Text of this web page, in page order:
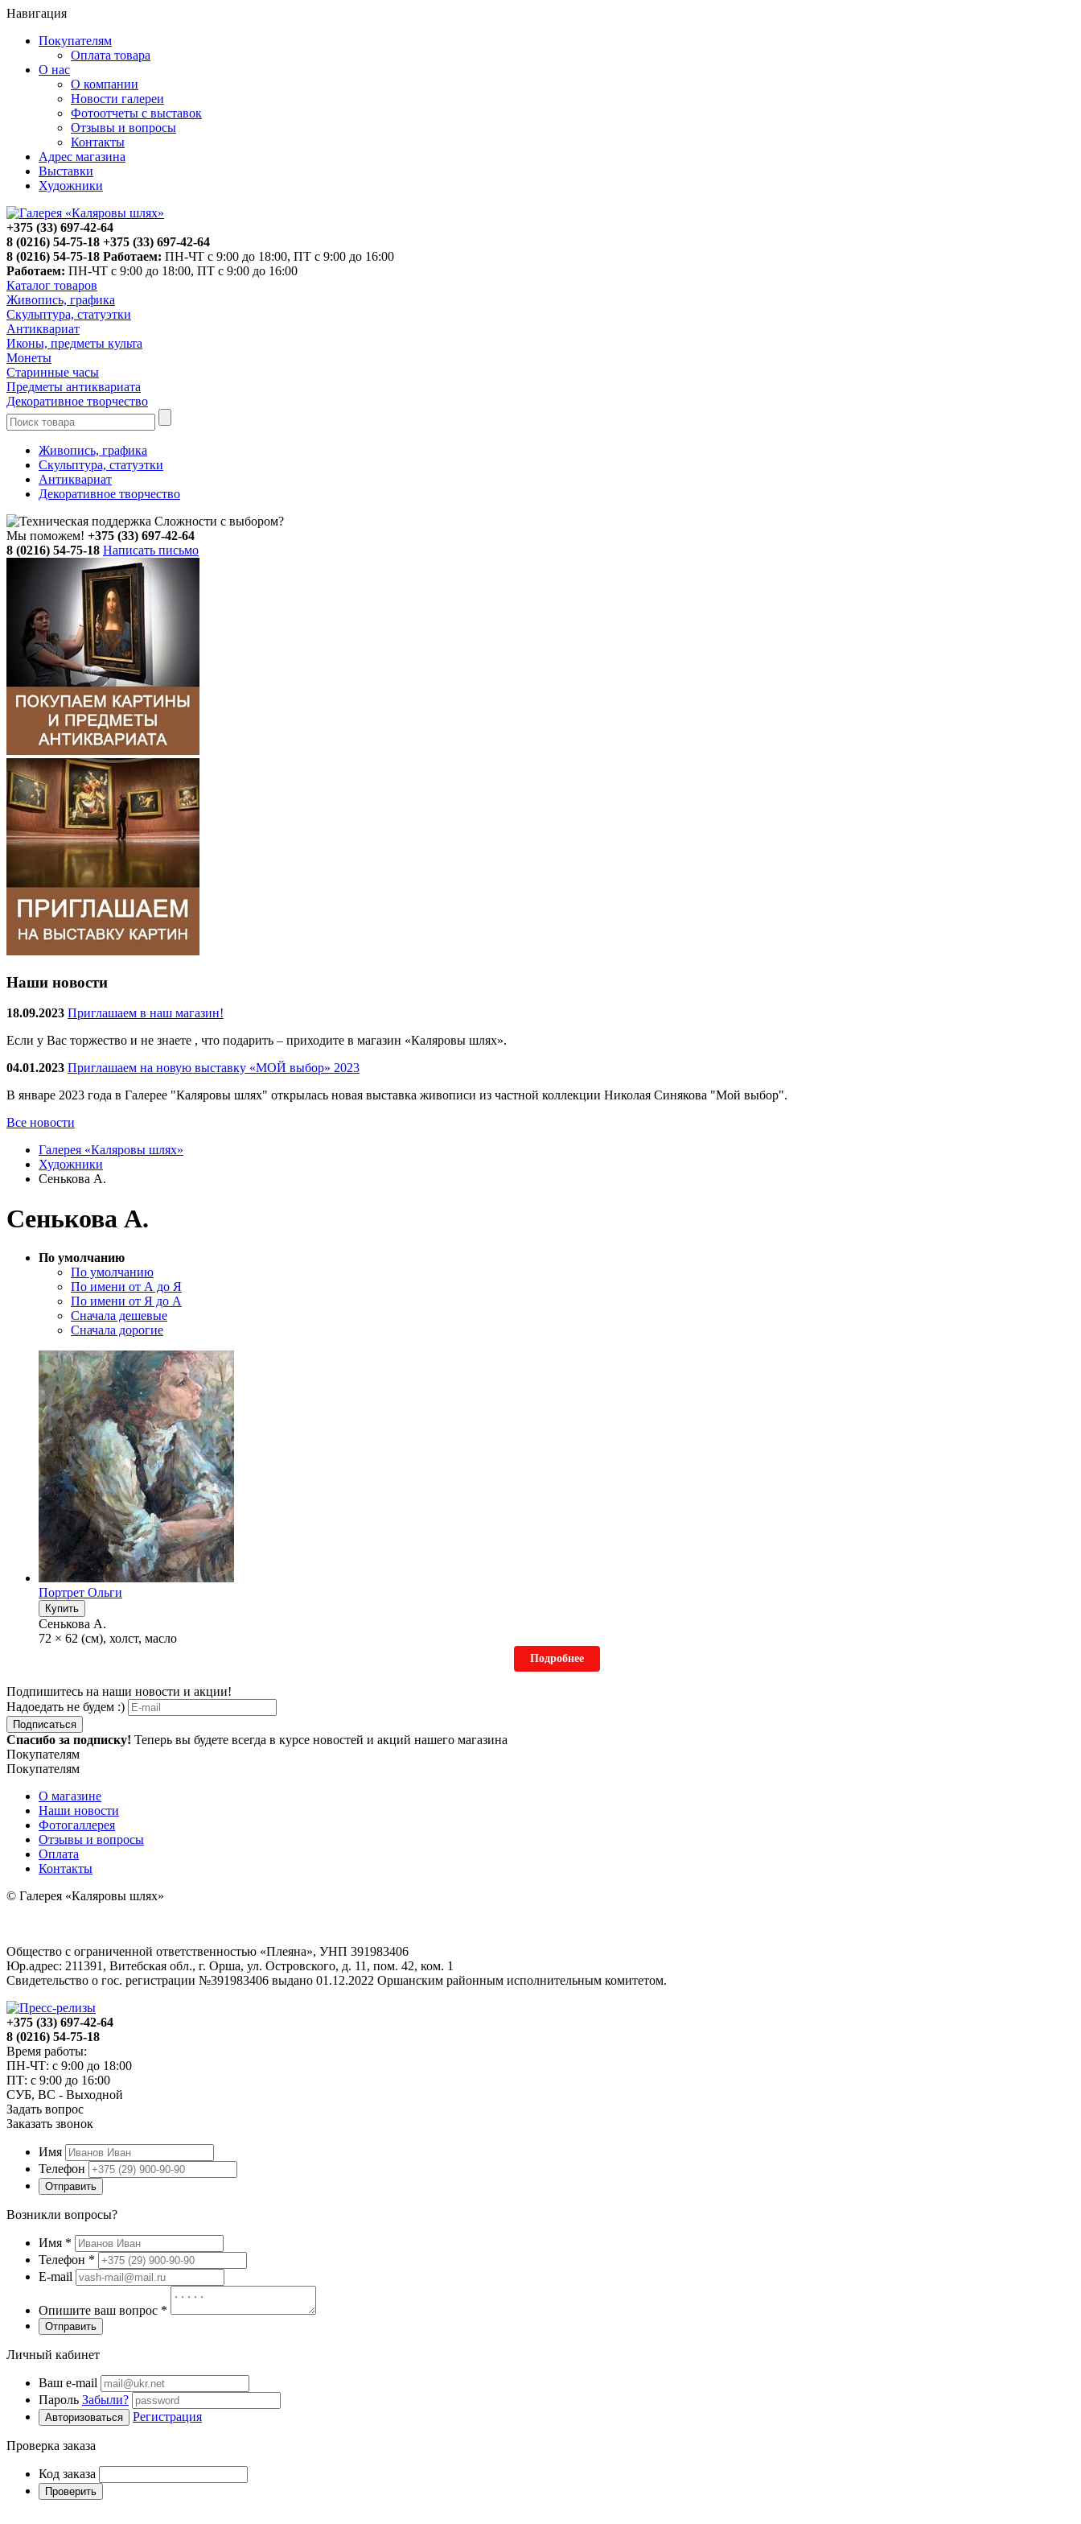
Навигация
Покупателям
Оплата товара
О нас
О компании
Новости галереи
Фотоотчеты с выставок
Отзывы и вопросы
Контакты
Адрес магазина
Выставки
Художники
+375 (33) 697-42-64
8 (0216) 54-75-18 +375 (33) 697-42-64
8 (0216) 54-75-18 Работаем: ПН-ЧТ с 9:00 до 18:00, ПТ с 9:00 до 16:00
Работаем: ПН-ЧТ с 9:00 до 18:00, ПТ с 9:00 до 16:00
Каталог товаров
Живопись, графика
Скульптура, статуэтки
Антиквариат
Иконы, предметы культа
Монеты
Старинные часы
Предметы антиквариата
Декоративное творчество
Живопись, графика
Скульптура, статуэтки
Антиквариат
Декоративное творчество
Сложности с выбором?
Мы поможем! +375 (33) 697-42-64
8 (0216) 54-75-18 Написать письмо
Наши новости
18.09.2023 Приглашаем в наш магазин!
Если у Вас торжество и не знаете , что подарить – приходите в магазин «Каляровы шлях».
04.01.2023 Приглашаем на новую выставку «МОЙ выбор» 2023
В январе 2023 года в Галерее "Каляровы шлях" открылась новая выставка живописи из частной коллекции Николая Синякова "Мой выбор".
Все новости
Галерея «Каляровы шлях»
Художники
Сенькова А.
Сенькова А.
По умолчанию
По умолчанию
По имени от А до Я
По имени от Я до А
Сначала дешевые
Сначала дорогие
Портрет Ольги
Купить
Сенькова А.
72 × 62 (см), холст, масло
Подробнее
Подпишитесь на наши новости и акции!
Надоедать не будем :)
Подписаться
Спасибо за подписку! Теперь вы будете всегда в курсе новостей и акций нашего магазина
Покупателям
Покупателям
О магазине
Наши новости
Фотогаллерея
Отзывы и вопросы
Оплата
Контакты
© Галерея «Каляровы шлях»
Общество с ограниченной ответственностью «Плеяна», УНП 391983406
Юр.адрес: 211391, Витебская обл., г. Орша, ул. Островского, д. 11, пом. 42, ком. 1
Свидетельство о гос. регистрации №391983406 выдано 01.12.2022 Оршанским районным исполнительным комитетом.
+375 (33) 697-42-64
8 (0216) 54-75-18
Время работы:
ПН-ЧТ: с 9:00 до 18:00
ПТ: с 9:00 до 16:00
СУБ, ВС - Выходной
Задать вопрос
Заказать звонок
Имя
Телефон
Отправить
Возникли вопросы?
Имя *
Телефон *
E-mail
Опишите ваш вопрос *
Отправить
Личный кабинет
Ваш e-mail
Пароль Забыли?
Авторизоваться Регистрация
Проверка заказа
Код заказа
Проверить